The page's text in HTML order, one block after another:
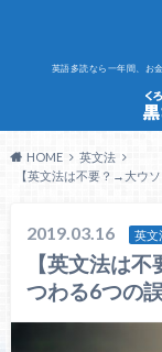
英語多読なら一年間、お
HOME
英文法
【英文法は不要？→大ウ
2019.03.16 英文
【英文法は
つわる6つの